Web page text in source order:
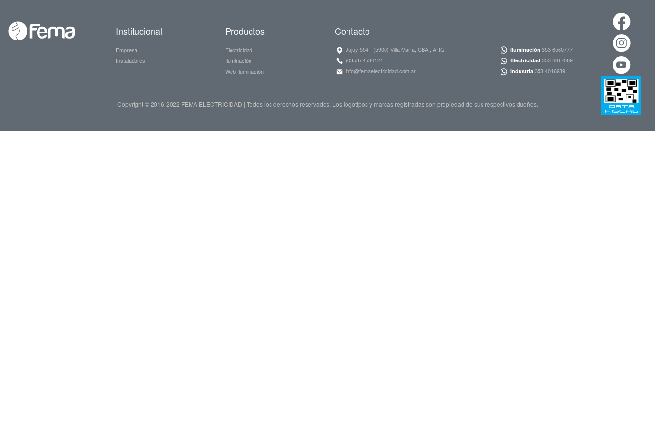
Institucional Productos Contacto
Empresa Electricidad Jujuy 554 - (5900) Villa María, CBA., ARG. Iluminación353 6560777
Instaladores
Iluminación (0353) 4534121 Electricidad353 4817069
Web Iluminación
info@femaelectricidad.com.ar Industria353 4016939
Copyright © 2016-2022 FEMA ELECTRICIDAD | Todos los derechos reservados. Los logotipos y marcas registradas son propiedad de sus respectivos dueños.